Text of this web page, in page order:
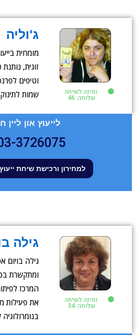
זמינה לשיחה
שלוחה: 46
ג'וליה
מומחית
זוגית,
וטיפים
שמות
לייעוץ און ליין
3726075
למחירון ורכישת שיחת
זמינה לשיחה
שלוחה: 34
גילה
גילה בויום
ומתקשרת
המרכז
את פעילות